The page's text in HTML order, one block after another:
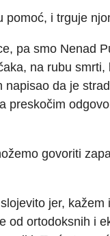
pomoć, i trguje
pa smo Nenad
na rubu
napisao da je
preskočim
govoriti
jer,
od ortodoksnih i